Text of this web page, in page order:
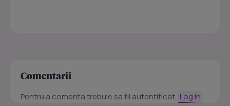
Comentarii
Pentru a comenta trebuie sa fii autentificat. Log in